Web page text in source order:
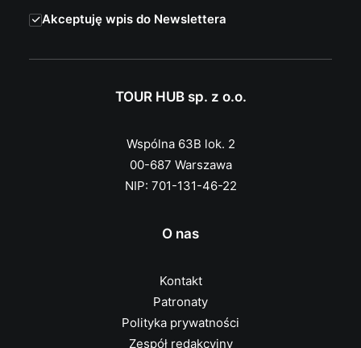
Akceptuję wpis do Newslettera
TOUR HUB sp. z o.o.
Wspólna 63B lok. 2
00-687 Warszawa
NIP: 701-131-46-22
O nas
Kontakt
Patronaty
Polityka prywatności
Zespół redakcyjny